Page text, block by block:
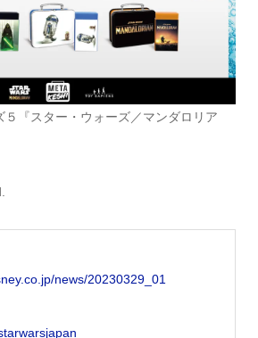
５『スター・ウォーズ／マンダロリア
news/20230329_01